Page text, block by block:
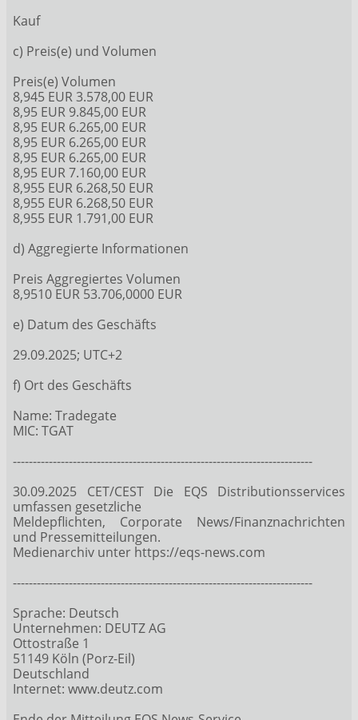
Kauf
c) Preis(e) und Volumen
Preis(e) Volumen
8,945 EUR 3.578,00 EUR
8,95 EUR 9.845,00 EUR
8,95 EUR 6.265,00 EUR
8,95 EUR 6.265,00 EUR
8,95 EUR 6.265,00 EUR
8,95 EUR 7.160,00 EUR
8,955 EUR 6.268,50 EUR
8,955 EUR 6.268,50 EUR
8,955 EUR 1.791,00 EUR
d) Aggregierte Informationen
Preis Aggregiertes Volumen
8,9510 EUR 53.706,0000 EUR
e) Datum des Geschäfts
29.09.2025; UTC+2
f) Ort des Geschäfts
Name: Tradegate
MIC: TGAT
---------------------------------------------------------------------------
30.09.2025 CET/CEST Die EQS Distributionsservices
umfassen gesetzliche
Meldepflichten, Corporate News/Finanznachrichten
und Pressemitteilungen.
Medienarchiv unter https://eqs-news.com
---------------------------------------------------------------------------
Sprache: Deutsch
Unternehmen: DEUTZ AG
Ottostraße 1
51149 Köln (Porz-Eil)
Deutschland
Internet: www.deutz.com